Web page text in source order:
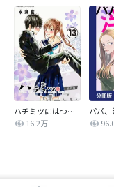
ハチミツにはつこい
16.2万